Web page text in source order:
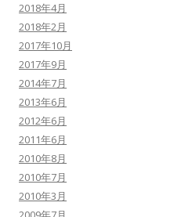
2018年4月
2018年2月
2017年10月
2017年9月
2014年7月
2013年6月
2012年6月
2011年6月
2010年8月
2010年7月
2010年3月